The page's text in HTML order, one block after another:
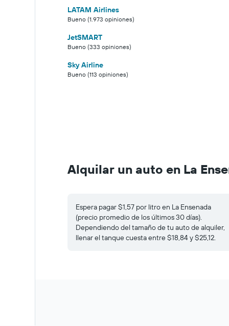
LATAM Airlines
Bueno (1.973 opiniones)
JetSMART
Bueno (333 opiniones)
Sky Airline
Bueno (113 opiniones)
Alquilar un auto en La
Espera pagar $1,57 por litro en La Ensenada
(precio promedio de los últimos 30 días).
Dependiendo del tamaño de tu auto de alquiler,
llenar el tanque cuesta entre $18,84 y $25,12.